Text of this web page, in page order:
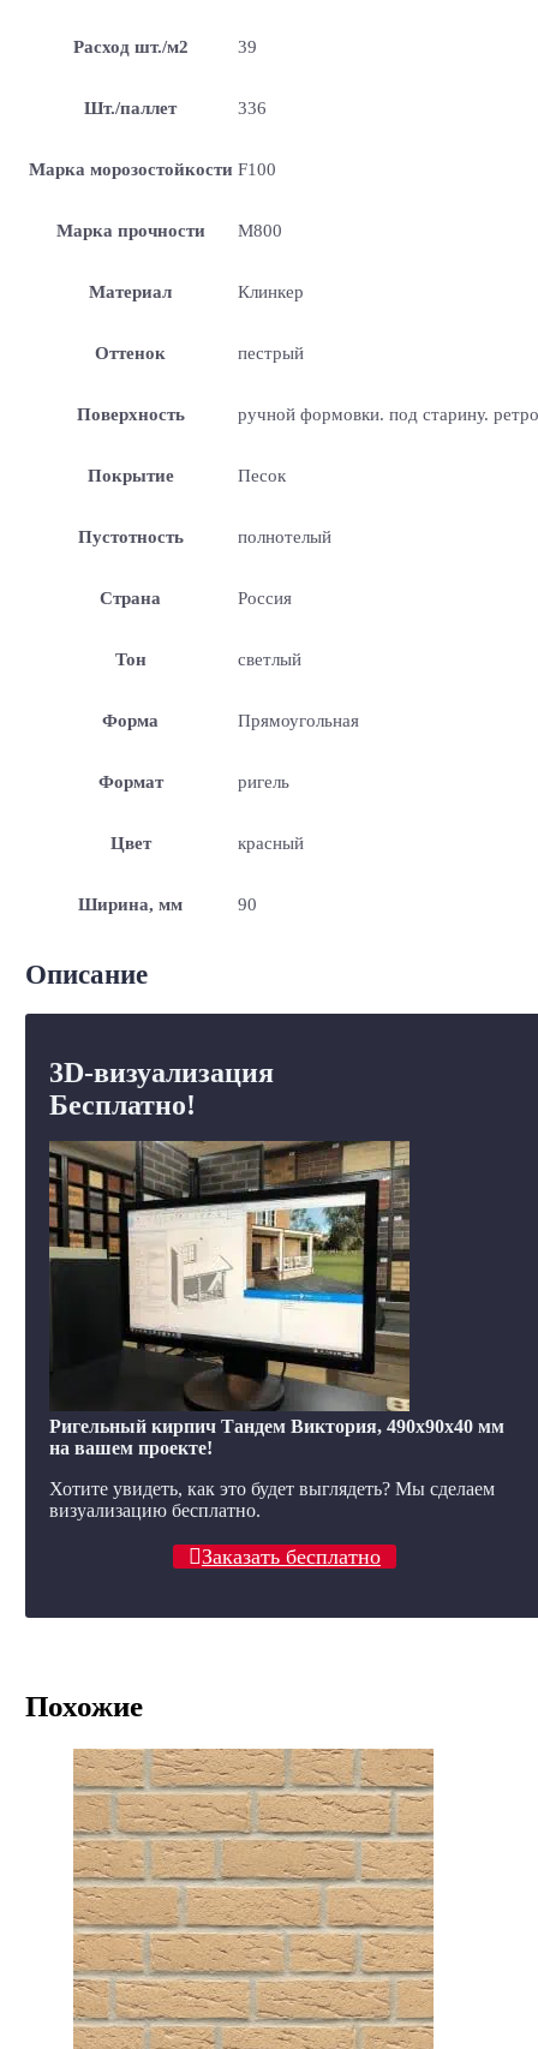
Расход шт./м2 39
Шт./паллет 336
Марка морозостойкости F100
Марка прочности М800
Материал Клинкер
Оттенок пестрый
Поверхность ручной формовки. под старину. ретро
Покрытие Песок
Пустотность полнотелый
Страна Россия
Тон светлый
Форма Прямоугольная
Формат ригель
Цвет красный
Ширина, мм 90
Описание
3D-визуализация
Бесплатно!
Ригельный кирпич Тандем Виктория, 490x90x40 мм
на вашем проекте!
Хотите увидеть, как это будет выглядеть? Мы сделаем
визуализацию бесплатно.
Заказать бесплатно
Похожие